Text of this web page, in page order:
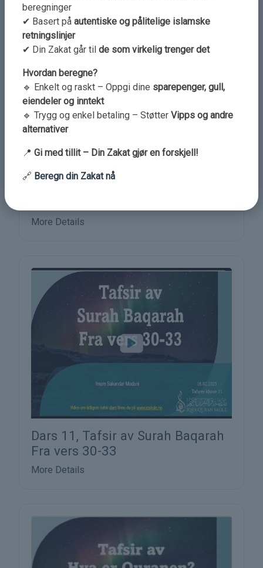
More Details
Dars 11, Tafsir av Surah Baqarah
Fra vers 30-33
More Details
beregninger
✔ Basert på autentiske og pålitelige islamske
retningslinjer
✔ Din Zakat går til de som virkelig trenger det
Hvordan beregne?
🔹 Enkelt og raskt – Oppgi dine sparepenger, gull,
eiendeler og inntekt
🔹 Trygg og enkel betaling – Støtter Vipps og andre
alternativer
📍 Gi med tillit – Din Zakat gjør en forskjell!
🔗 Beregn din Zakat nå